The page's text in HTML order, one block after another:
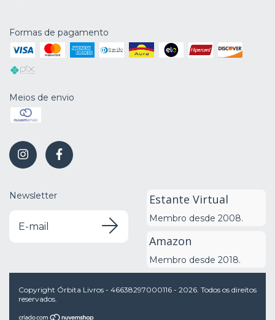
Formas de pagamento
Meios de envio
Newsletter Estante Virtual
Membro desde 2008.
Amazon
Membro desde 2018.
Copyright Órbita Livros - 46638297000116 - 2026. Todos os direitos
reservados.